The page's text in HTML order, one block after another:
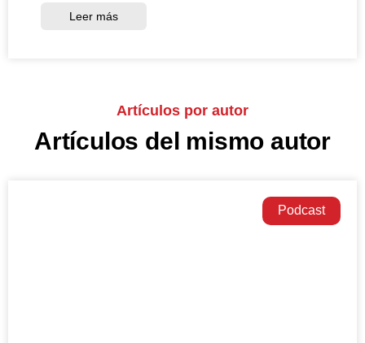
Leer más
Artículos por autor
Artículos del mismo autor
Podcast